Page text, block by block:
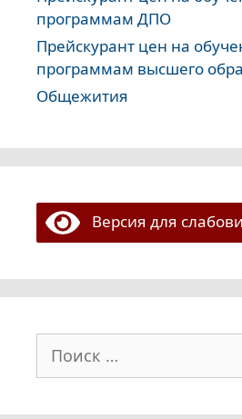
программам ДПО
Прейскурант цен на
программам высшего
Общежития
Версия для